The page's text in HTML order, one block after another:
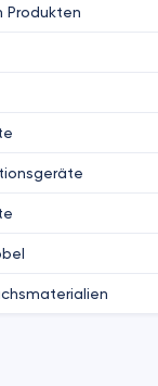
Produkten